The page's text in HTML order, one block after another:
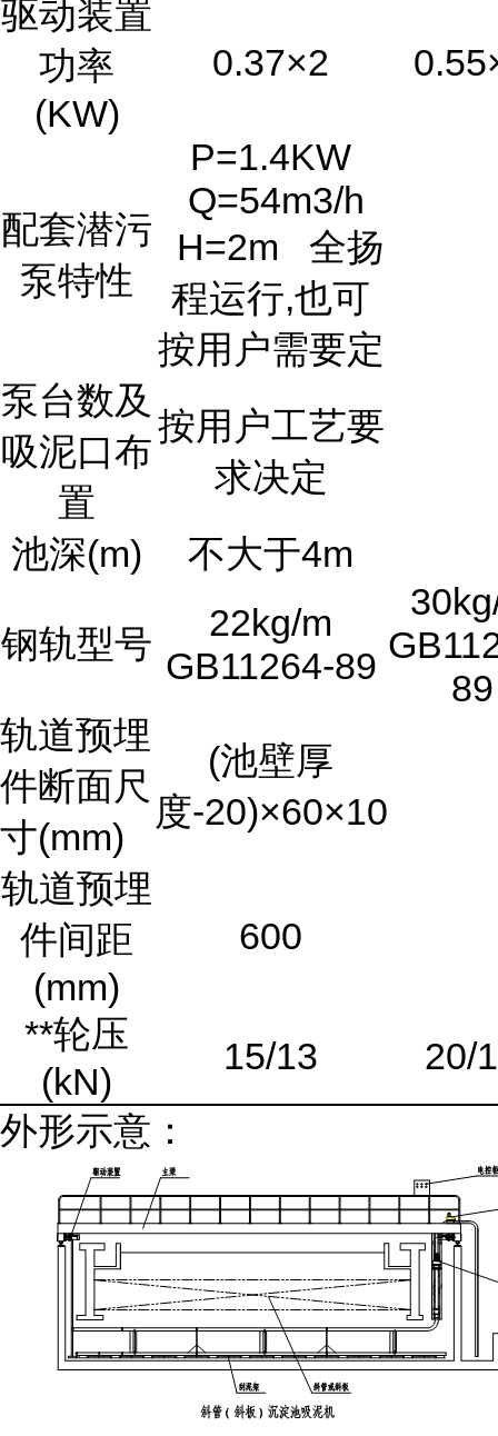
驱动装置
功率
(KW)
0.37×2
配套潜污
泵特性
P=1.4KW
Q=54m3/h
H=2m 全扬
程运行,也可
按用户需要定
泵台数及
吸泥口布
置
按用户工艺要
求决定
池深(m)
不大于4m
钢轨型号
22kg/m
GB11264-89
89
轨道预埋
件断面尺
寸(mm)
(池壁厚
度-20)×60×10
轨道预埋
件间距
(mm)
600
**轮压
(kN)
15/13
20/
外形示意：